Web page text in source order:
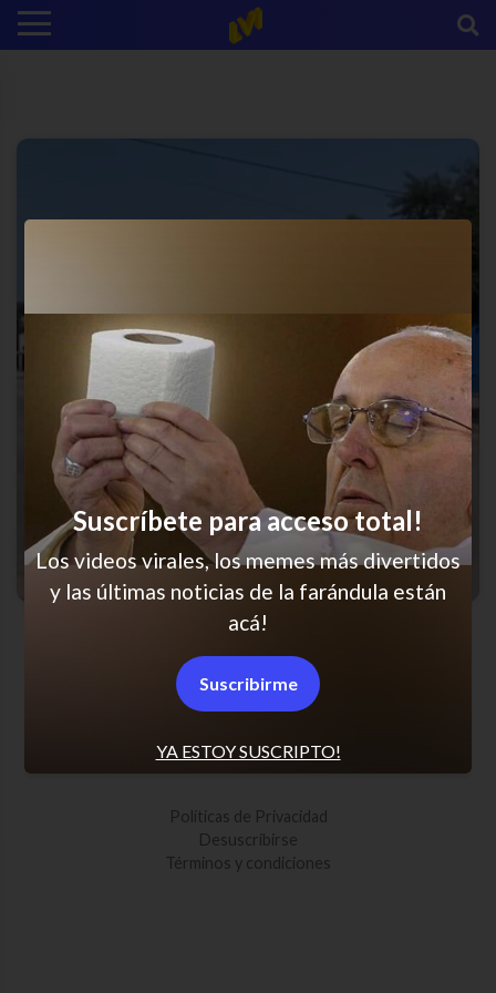
Políticas de Privacidad
Desuscribirse
Términos y condiciones
YA ESTOY SUSCRIPTO!
Suscríbete para acceso total!
Los videos virales, los memes más divertidos
y las últimas noticias de la farándula están
acá!
Suscribirme